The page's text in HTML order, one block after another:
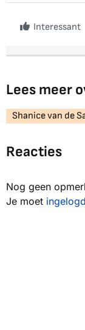
Interessant
Lees meer
Shanice van de
Reacties
Nog geen
Je moet ingelogd